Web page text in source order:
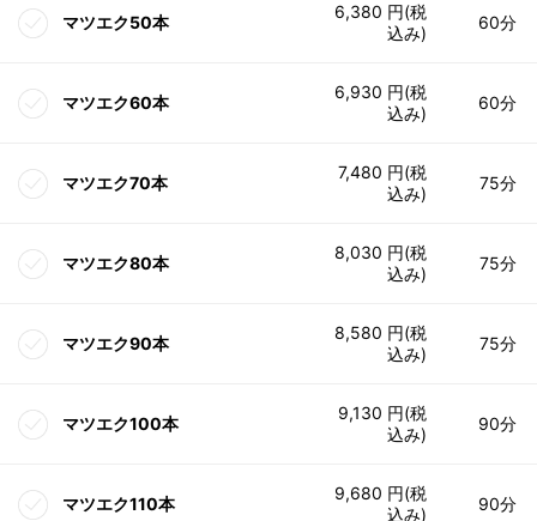
マツエク50本
6,380 円(税
込み)
60分
マツエク60本
6,930 円(税
込み)
60分
マツエク70本
7,480 円(税
込み)
75分
マツエク80本
8,030 円(税
込み)
75分
マツエク90本
8,580 円(税
込み)
75分
マツエク100本
9,130 円(税
込み)
90分
マツエク110本
9,680 円(税
込み)
90分